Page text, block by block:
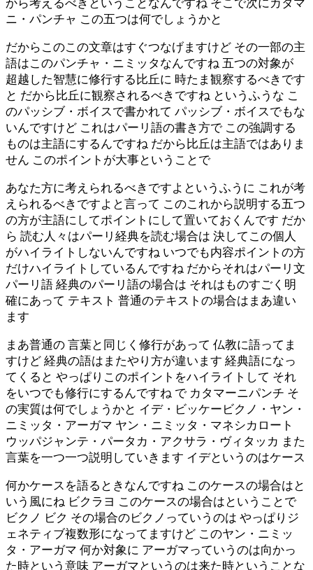
から考えるべきということなんですね そこで次にカタマ
ニ・パンチャ この五つは何でしょうかと
だからこのこの文章はすぐつなげますけど その一部の主
語はこのパンチャ・ニミッタなんですね 五つの対象が
超越した智慧に修行する比丘に 時たま観察するべきです
と だから比丘に観察されるべきですね というふうな こ
のパッシブ・ボイスで書かれて パッシブ・ボイスでもな
いんですけど これはパーリ語の書き方で この強調する
ものは主語にするんですね だから比丘は主語ではありま
せん このポイントが大事ということで
あなた方に考えられるべきですよというふうに これが考
えられるべきですよと言って このこれから説明する五つ
の方が主語にしてポイントにして置いておくんです だか
ら 読む人々はパーリ経典を読む場合は 決してこの個人
がハイライトしないんですね いつでも内容ポイントの方
だけハイライトしているんですね だからそれはパーリ文
パーリ語 経典のパーリ語の場合は それはものすごく明
確にあって テキスト 普通のテキストの場合はまあ違い
ます
まあ普通の 言葉と同じく修行があって 仏教に語ってま
すけど 経典の語はまたやり方が違います 経典語になっ
てくると やっぱりこのポイントをハイライトして それ
をいつでも修行にするんですね で カタマーニパンチ そ
の実質は何でしょうかと イデ・ビッケービクノ・ヤン・
ニミッタ・アーガマ ヤン・ニミッタ・マネシカロート
ウッパジャンテ・パータカ・アクサラ・ヴィタッカ また
言葉を一つ一つ説明していきます イデというのはケース
何かケースを語るときなんですね このケースの場合はと
いう風にね ビクラヨ このケースの場合はということで
ビクノ ビク その場合のビクノっていうのは やっぱりジ
ェネティブ複数形になってますけど このヤン・ニミッ
タ・アーガマ 何か対象に アーガマっていうのは向かっ
た時という意味 アーガマというのは来た時ということな